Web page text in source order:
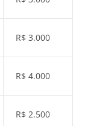
R$ 3.000
R$ 4.000
R$ 2.500